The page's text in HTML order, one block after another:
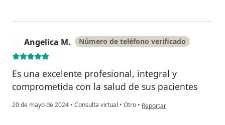
Angelica M. Número de teléfono verificado
Es una excelente profesional, integral y
comprometida con la salud de sus pacientes
20 de mayo de 2024 • Consulta virtual • Otro • en opinión del usuario
Reportar